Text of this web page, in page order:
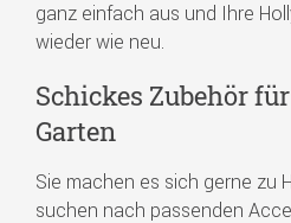
ganz einfach aus und Ihre
wieder wie neu.
Schickes Zubehör
Garten
Sie machen es sich gerne zu
suchen nach passenden